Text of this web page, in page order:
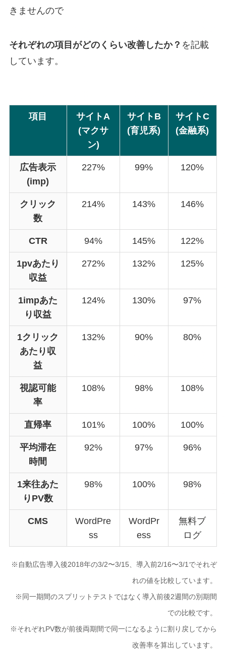
きませんので
それぞれの項目がどのくらい改善したか？ を記載
しています。
項目
サイトA
(マクサ
ン)
サイトB
(育児系)
サイトC
(金融系)
広告表示
(imp)
227% 99% 120%
クリック
数
214% 143% 146%
CTR 94% 145% 122%
1pvあたり
収益
272% 132% 125%
1impあた
り収益
124% 130% 97%
1クリック
あたり収
益
132% 90% 80%
視認可能
率
108% 98% 108%
直帰率 101% 100% 100%
平均滞在
時間
92% 97% 96%
1来往あた
り PV数
98% 100% 98%
CMS
WordPre
ss
WordPr
ess
無料ブ
ログ
※自動広告導入後2018年の3/2〜3/15、導入前2/16〜3/1でそれぞ
れの値を比較しています。
※同一期間のスプリットテストではなく導入前後2週間の別期間
での比較です。
※それぞれPV数が前後両期間で同一になるように割り戻してから
改善率を算出しています。